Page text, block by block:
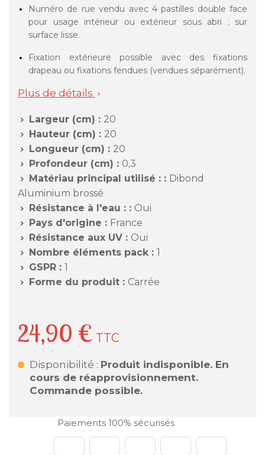
Numéro de rue vendu avec 4 pastilles double face
pour usage intérieur ou extérieur sous abri ; sur
surface lisse.
Fixation extérieure possible avec des fixations
drapeau ou fixations fendues (vendues séparément).
Plus de détails 
 Largeur (cm) : 20
 Hauteur (cm) : 20
 Longueur (cm) : 20
 Profondeur (cm) : 0,3
 Matériau principal utilisé : : Dibond
Aluminium brossé
 Résistance à l'eau : : Oui
 Pays d'origine : France
 Résistance aux UV : Oui
 Nombre éléments pack : 1
 GSPR : 1
 Forme du produit : Carrée
24,90 € TTC
Disponibilité : Produit indisponible. En
cours de réapprovisionnement.
Commande possible.
Paiements 100% sécurisés